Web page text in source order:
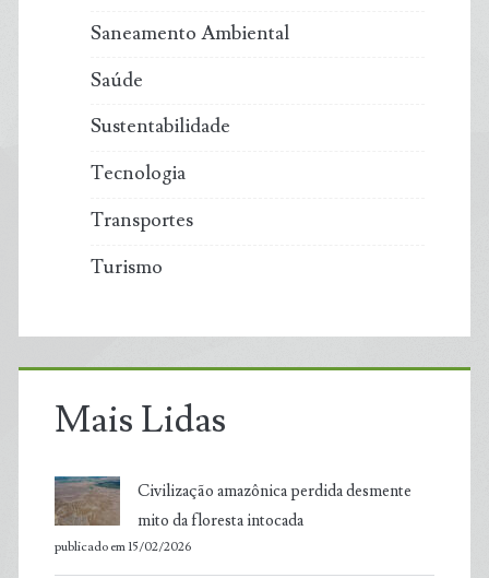
Saneamento Ambiental
Saúde
Sustentabilidade
Tecnologia
Transportes
Turismo
Mais Lidas
Civilização amazônica perdida desmente
mito da floresta intocada
publicado em 15/02/2026